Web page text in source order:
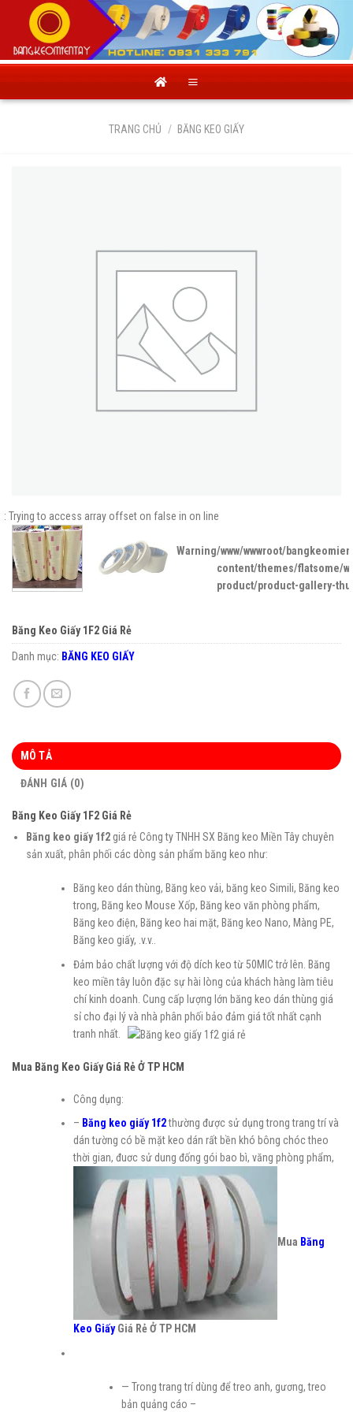
content
TRANG CHỦ / BĂNG KEO GIẤY
: Trying to access array offset on false in on line
Warning/www/wwwroot/
content/themes/flatsome/
product/product-gallery-
Băng Keo Giấy 1F2 Giá Rẻ
Danh mục: BĂNG KEO GIẤY
MÔ TẢ
ĐÁNH GIÁ (0)
Băng Keo Giấy 1F2 Giá Rẻ
Băng keo giấy 1f2giá rẻ Công ty TNHH SX Băng keo Miền Tây chuyên
sản xuất, phân phối các dòng sản phẩm băng keo như:
Băng keo dán thùng, Băng keo vải, băng keo Simili, Băng keo
trong, Băng keo Mouse Xốp, Băng keo văn phòng phẩm,
Băng keo điện, Băng keo hai mặt, Băng keo Nano, Màng PE,
Băng keo giấy, .v.v..
Đảm bảo chất lượng với độ dích keo từ 50MIC trở lên. Băng
keo miền tây luôn đặc sự hài lòng của khách hàng làm tiêu
chí kinh doanh. Cung cấp lượng lớn băng keo dán thùng giá
sỉ cho đại lý và nhà phân phối bảo đảm giá tốt nhất cạnh
tranh nhất.
Mua Băng Keo Giấy Giá Rẻ Ở TP HCM
Công dụng:
– Băng keo giấy 1f2thường được sử dụng trong trang trí và
dán tường có bề mặt keo dán rất bền khó bông chóc theo
thời gian, đuơc sử dung đống gói bao bì, văng phòng phẩm,
Mua Băng
Keo GiấyGiá Rẻ Ở TP HCM
— Trong trang trí dùng để treo anh, gương, treo
bản quảng cáo –